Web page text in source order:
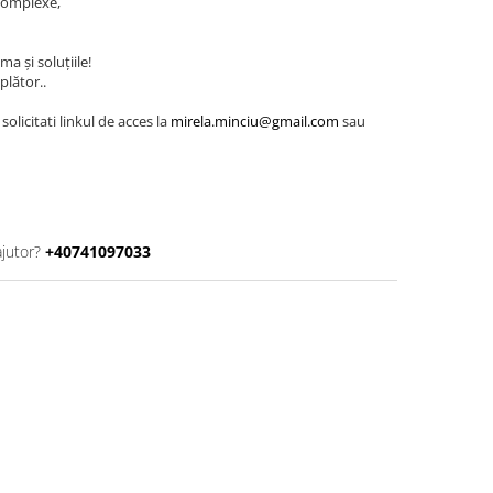
și soluțiile!
solicitati linkul de acces la mirela.minciu@gmail.com sau
+40741097033